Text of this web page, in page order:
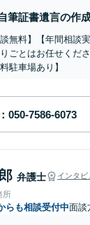
筆証書遺言の作
談無料】【年間相談
ごとはお任せくだ
駐車場あり】
弁護士 インタビ
所
らも相談受付中面談